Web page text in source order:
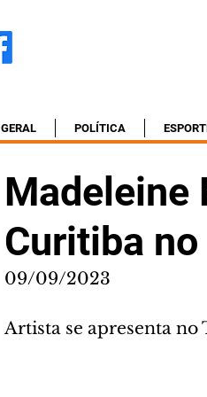
GERAL POLÍTICA
Madeleine
Curitiba
09/09/2023
Artista se apresenta no